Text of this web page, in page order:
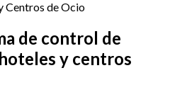
Centros de Ocio
de control de
hoteles y centros